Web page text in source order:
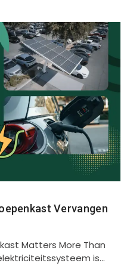
Vervangen
Matters More Than
is…